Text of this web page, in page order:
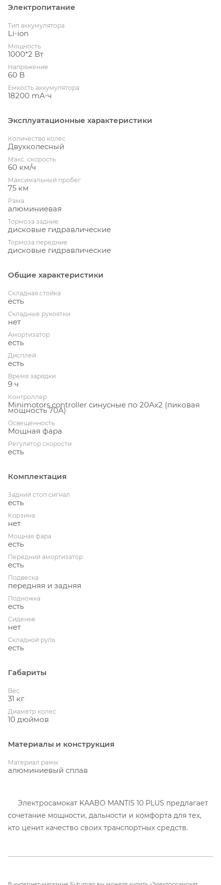
Электропитание
Тип аккумулятора
Li-ion
Мощность
1000*2 Вт
Напряжение
60 В
Емкость аккумулятора
18200 mА⋅ч
Эксплуатационные характеристики
Количество колес
Двухколесный
Макс. скорость
60 км/ч
Максимальный пробег
75 км
Рама
алюминиевая
Тормоза задние
дисковые гидравлические
Тормоза передние
дисковые гидравлические
Общие характеристики
Складная стойка
есть
Складные рукоятки
нет
Амортизатор
есть
Дисплей
есть
Время зарядки
9 ч
Контроллер
Minimotors controller синусные по 20Ах2 (пиковая
мощность 70А)
Освещенность
Мощная фара
Регулятор скорости
есть
Комплектация
Задний стоп сигнал
есть
Корзина
нет
Мощная фара
есть
Передний амортизатор
есть
Подвеска
передняя и задняя
Подножка
есть
Сиденье
нет
Складной руль
есть
Габариты
Вес
31 кг
Диаметр колес
10 дюймов
Материалы и конструкция
Материал рамы
алюминиевый сплав
Электросамокат KAABO MANTIS 10 PLUS предлагает
сочетание мощности, дальности и комфорта для тех,
кто ценит качество своих транспортных средств.